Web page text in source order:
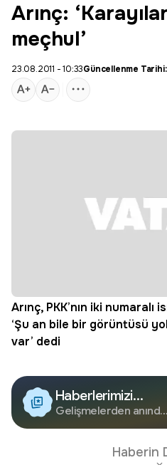
Arınç:
meçhul’
23.08.2011 - 10:33Güncellenme Tarihi:
Arınç, PKK’nın iki numaralı
‘Şu an bile bir görüntüsü
var’ dedi
Haberlerimizi
Google'da Takip
Edin
Gelişmelerden anında
Haberin